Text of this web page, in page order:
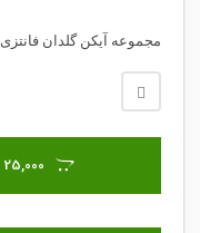
مجموعه آیکن گلدان فانتزی psd
25,000 تومان – افزودن به سبد خرید